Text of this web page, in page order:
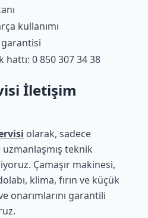
kullanımı
garantisi
0 850 307 34 38
İletişim
olarak, sadece
teknik
Çamaşır makinesi,
klima, fırın ve küçük
onarımlarını garantili